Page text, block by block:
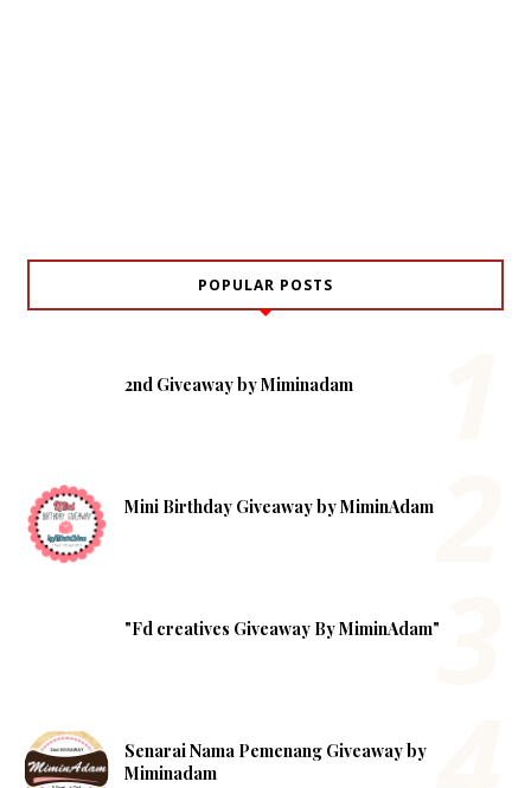
POPULAR POSTS
2nd Giveaway by Miminadam
Mini Birthday Giveaway by MiminAdam
"Fd creatives Giveaway By MiminAdam"
Senarai Nama Pemenang Giveaway by
Miminadam